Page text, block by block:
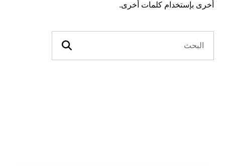
أخرى بإستخدام كلمات أخرى.